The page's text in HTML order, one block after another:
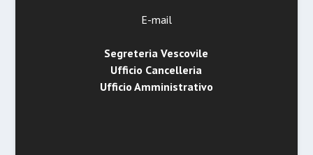
E-mail
Segreteria Vescovile
Ufficio Cancelleria
Ufficio Amministrativo